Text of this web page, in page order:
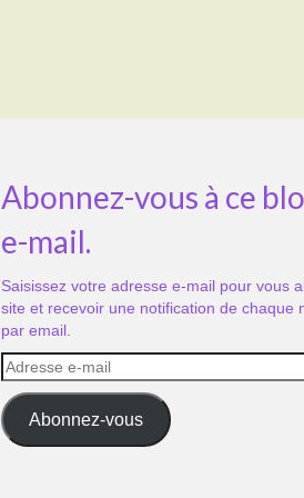
Abonnez-vous à ce
e-mail.
Saisissez votre adresse e-mail pour vous
site et recevoir une notification de chaque
par email.
Adresse
e-
mail
Abonnez-vous